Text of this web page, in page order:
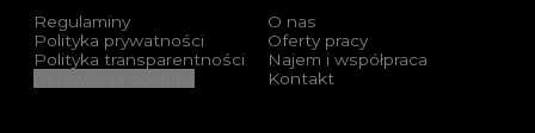
Regulaminy
Polityka prywatności
Polityka transparentności
O nas
Oferty pracy
Najem i współpraca
Kontakt